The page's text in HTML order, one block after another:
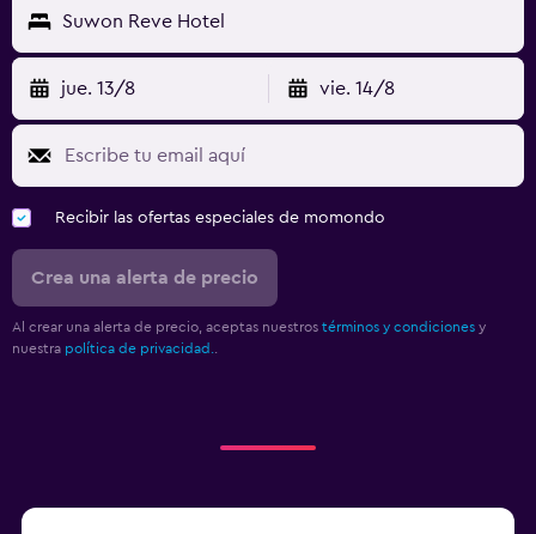
Suwon Reve Hotel
jue. 13/8 vie. 14/8
Recibir las ofertas especiales de momondo
Crea una alerta de precio
Al crear una alerta de precio, aceptas nuestros términos y condiciones y
nuestra política de privacidad.